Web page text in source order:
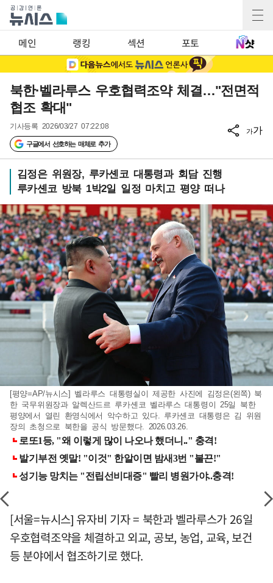
메인 랭킹 섹션 포토
북한·벨라루스 우호협력조약 체결…"전면적
협조 확대"
기사등록 2026/03/27 07:22:08
구글에서 선호하는 매체로 추가
가가
김정은 위원장, 루카셴코 대통령과 회담 진행
루카셴코 방북 1박2일 일정 마치고 평양 떠나
[평양=AP/뉴시스] 벨라루스 대통령실이 제공한 사진에 김정은(왼쪽) 북
한 국무위원장과 알렉산드르 루카셴코 벨라루스 대통령이 25일 북한
평양에서 열린 환영식에서 악수하고 있다. 루카셴코 대통령은 김 위원
장의 초청으로 북한을 공식 방문했다. 2026.03.26.
[서울=뉴시스] 유자비 기자 = 북한과 벨라루스가 26일
우호협력조약을 체결하고 외교, 공보, 농업, 교육, 보건
등 분야에서 협조하기로 했다.